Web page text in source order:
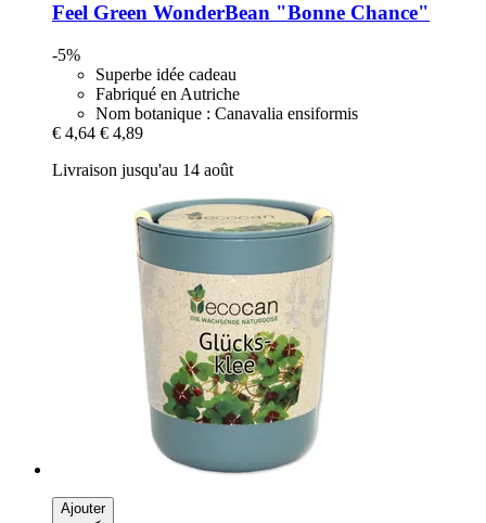
Feel Green WonderBean "Bonne Chance"
-5%
Superbe idée cadeau
Fabriqué en Autriche
Nom botanique : Canavalia ensiformis
€ 4,64 € 4,89
Livraison jusqu'au 14 août
Ajouter